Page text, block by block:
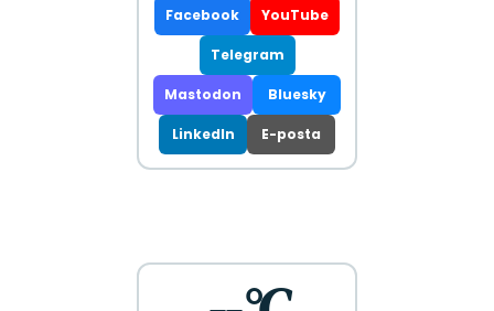
Facebook YouTube
Telegram
Mastodon Bluesky
LinkedIn E-posta